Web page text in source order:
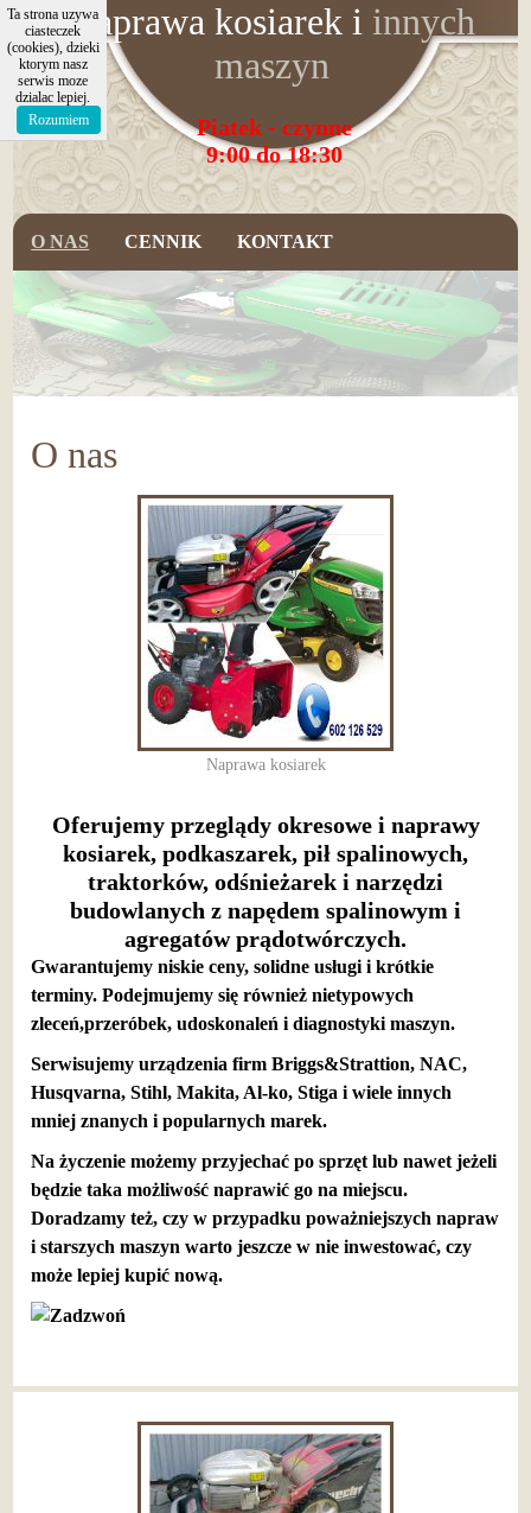
Naprawa kosiarek i innych
maszyn
Piatek - czynne
9:00 do 18:30
O NAS CENNIK KONTAKT
O nas
Naprawa kosiarek
Oferujemy przeglądy okresowe i naprawy
kosiarek, podkaszarek, pił spalinowych,
traktorków, odśnieżarek i narzędzi
budowlanych z napędem spalinowym i
agregatów prądotwórczych.
Gwarantujemy niskie ceny, solidne usługi i krótkie
terminy. Podejmujemy się również nietypowych
zleceń,przeróbek, udoskonaleń i diagnostyki maszyn.
Serwisujemy urządzenia firm Briggs&Strattion, NAC,
Husqvarna, Stihl, Makita, Al-ko, Stiga i wiele innych
mniej znanych i popularnych marek.
Na życzenie możemy przyjechać po sprzęt lub nawet jeżeli
będzie taka możliwość naprawić go na miejscu.
Doradzamy też, czy w przypadku poważniejszych napraw
i starszych maszyn warto jeszcze w nie inwestować, czy
może lepiej kupić nową.
Ta strona uzywa
ciasteczek
(cookies), dzieki
ktorym nasz
serwis moze
dzialac lepiej.
Rozumiem